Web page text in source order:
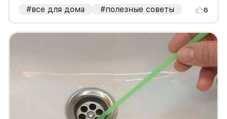
#все для дома #полезные советы 6